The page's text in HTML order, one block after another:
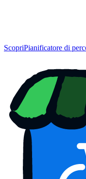
ScopriPianificatore di